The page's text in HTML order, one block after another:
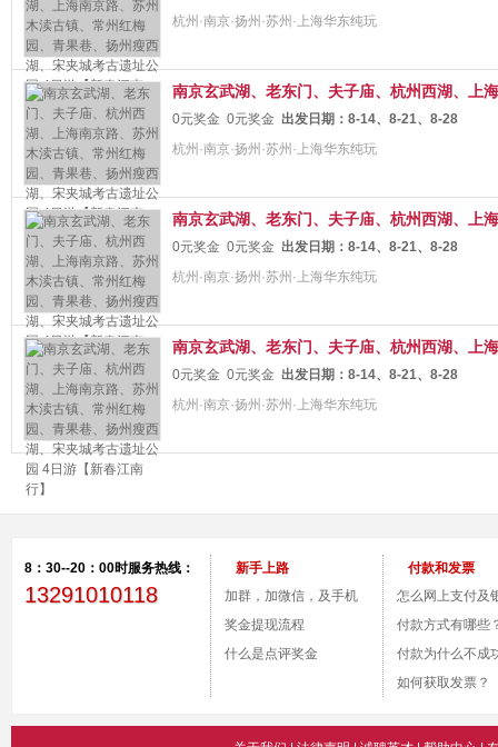
杭州·南京·扬州·苏州·上海华东纯玩
南京玄武湖、老东门、夫子庙、杭州西湖、上
0元奖金 0元奖金 出发日期： 8-14、8-21、8-28
杭州·南京·扬州·苏州·上海华东纯玩
南京玄武湖、老东门、夫子庙、杭州西湖、上
0元奖金 0元奖金 出发日期： 8-14、8-21、8-28
杭州·南京·扬州·苏州·上海华东纯玩
南京玄武湖、老东门、夫子庙、杭州西湖、上
0元奖金 0元奖金 出发日期： 8-14、8-21、8-28
杭州·南京·扬州·苏州·上海华东纯玩
8：30--20：00时服务热线：
13291010118
新手上路
加群，加微信，及手机
付款。
奖金提现流程
什么是点评奖金
付款和发票
怎么网上支付及
号？
付款方式有哪些
付款为什么不成
如何获取发票？